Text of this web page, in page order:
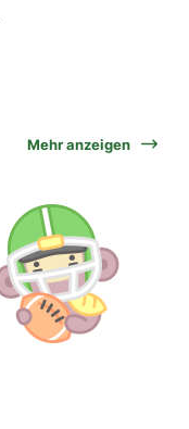
Mehr anzeigen